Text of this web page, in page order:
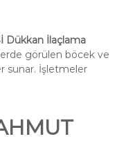
Dükkan İlaçlama
görülen böcek ve
sunar. İşletmeler